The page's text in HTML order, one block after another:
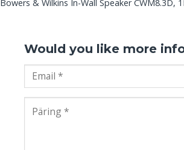
Bowers & Wilkins In-Wall Speaker CWM8.3D,
Would you like more